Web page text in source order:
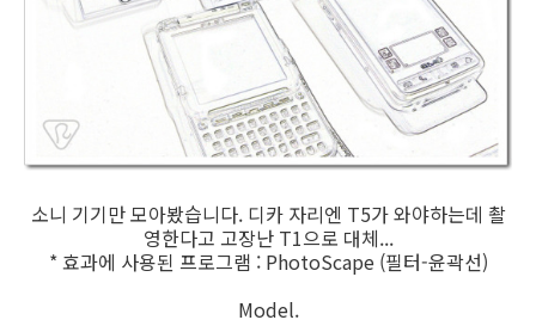
소니 기기만 모아봤습니다. 디카 자리엔 T5가 와야하는데 촬
영한다고 고장난 T1으로 대체...
* 효과에 사용된 프로그램 : PhotoScape (필터-윤곽선)
Model.